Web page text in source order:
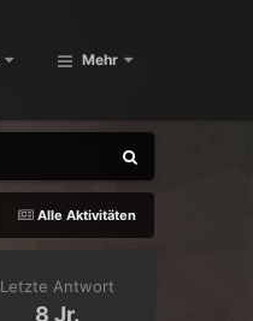
Mehr
Alle Aktivitäten
Letzte Antwort
8 Jr.